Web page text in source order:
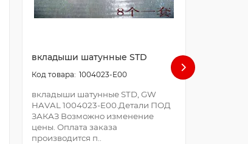
вкладыши шатунные STD
1004023-E00
вкладыши шатунные STD, GW
HAVAL 1004023-E00.Детали ПОД
ЗАКАЗ Возможно изменение
цены. Оплата заказа
производится п..